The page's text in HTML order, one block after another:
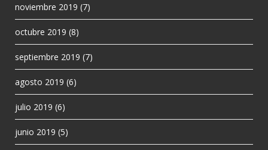
noviembre 2019 (7)
octubre 2019 (8)
septiembre 2019 (7)
agosto 2019 (6)
julio 2019 (6)
junio 2019 (5)